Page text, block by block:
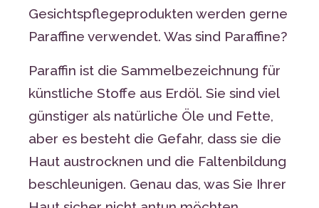
Gesichtspflegeprodukten werden gerne
Paraffine verwendet. Was sind Paraffine?
Paraffin ist die Sammelbezeichnung für
künstliche Stoffe aus Erdöl. Sie sind viel
günstiger als natürliche Öle und Fette,
aber es besteht die Gefahr, dass sie die
Haut austrocknen und die Faltenbildung
beschleunigen. Genau das, was Sie Ihrer